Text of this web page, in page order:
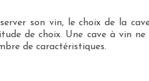
son vin, le choix de la
de choix. Une cave à vin
de caractéristiques.